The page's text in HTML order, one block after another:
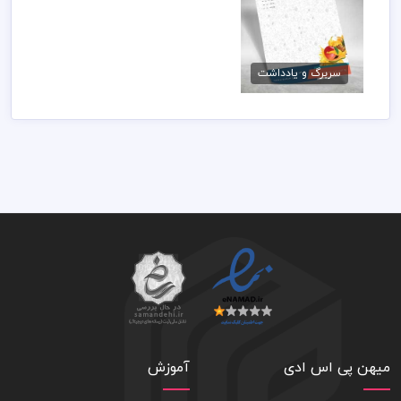
دانلود سربرگ میوه
فروشی
79,000 تومان
سربرگ و یادداشت
میهن پی اس ادی آموزش